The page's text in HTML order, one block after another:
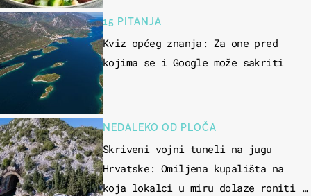
15 PITANJA
Kviz općeg znanja: Za one pred
kojima se i Google može sakriti
NEDALEKO OD PLOČA
Skriveni vojni tuneli na jugu
Hrvatske: Omiljena kupališta na
koja lokalci u miru dolaze roniti i